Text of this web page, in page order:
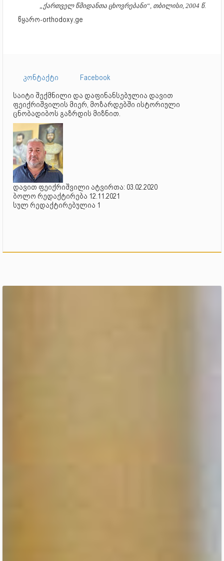
„ქართველ წმიდანთა ცხოვრებანი“, თბილისი, 2004 წ.
წყარო-orthodoxy,ge
კონტაქტი
Facebook
საიტი შექმნილი და დაფინანსებულია დავით
ფეიქრიშვილის მიერ, მოზარდებში ისტორიული
ცნობადიბოს გაზრდის მიზნით.
დავით ფეიქრიშვილი ატვირთა: 03.02.2020
ბოლო რედაქტირება 12.11.2021
სულ რედაქტირებულია 1